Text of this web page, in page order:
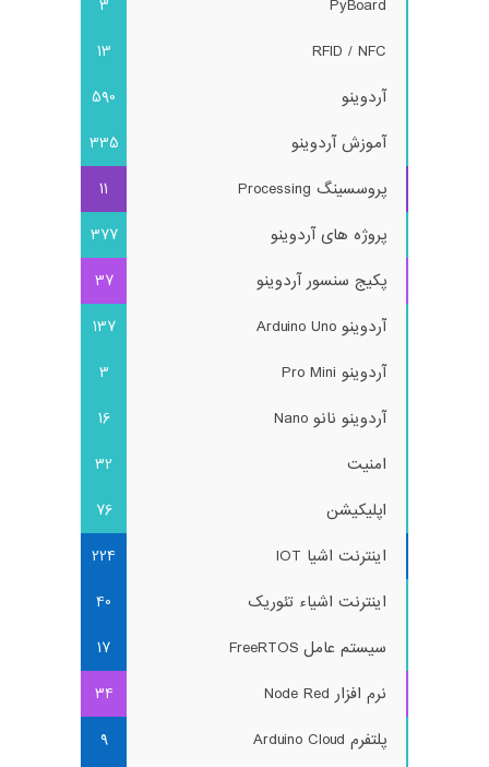
PyBoard
3
RFID / NFC
13
آردوینو
590
آموزش آردوینو
335
پروسسینگ Processing
11
پروژه های آردوینو
377
پکیج سنسور آردوینو
37
آردوینو Arduino Uno
137
آردوینو Pro Mini
3
آردوینو نانو Nano
16
امنیت
32
اپلیکیشن
76
اینترنت اشیا IOT
224
اینترنت اشیاء تئوریک
40
سیستم عامل FreeRTOS
17
نرم افزار Node Red
34
پلتفرم Arduino Cloud
9